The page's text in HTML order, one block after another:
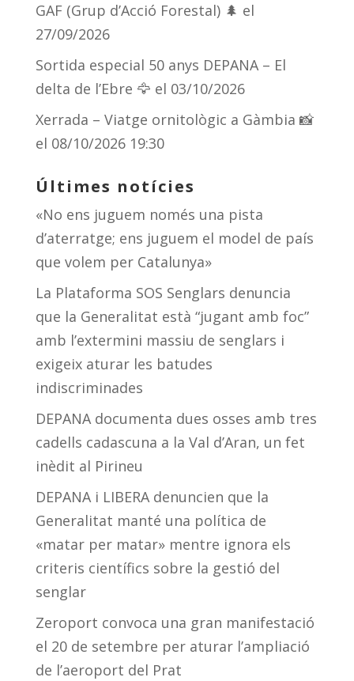
GAF (Grup d’Acció Forestal) 🌲 el
27/09/2026
Sortida especial 50 anys DEPANA – El
delta de l’Ebre 🦅 el 03/10/2026
Xerrada – Viatge ornitològic a Gàmbia 📸
el 08/10/2026 19:30
Últimes notícies
«No ens juguem només una pista
d’aterratge; ens juguem el model de país
que volem per Catalunya»
La Plataforma SOS Senglars denuncia
que la Generalitat està “jugant amb foc”
amb l’extermini massiu de senglars i
exigeix aturar les batudes
indiscriminades
DEPANA documenta dues osses amb tres
cadells cadascuna a la Val d’Aran, un fet
inèdit al Pirineu
DEPANA i LIBERA denuncien que la
Generalitat manté una política de
«matar per matar» mentre ignora els
criteris científics sobre la gestió del
senglar
Zeroport convoca una gran manifestació
el 20 de setembre per aturar l’ampliació
de l’aeroport del Prat